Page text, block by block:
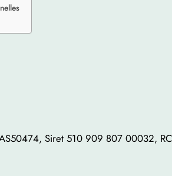
Siret 510 909 807 00032,